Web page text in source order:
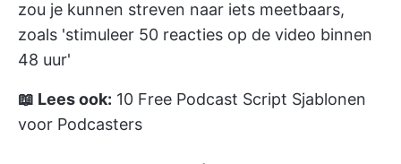
zou je kunnen streven naar iets meetbaars,
zoals 'stimuleer 50 reacties op de video binnen
48 uur'
📖 Lees ook: 10 Free Podcast Script Sjablonen
voor Podcasters